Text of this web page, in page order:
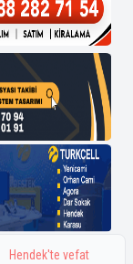
Hendek'te vefat